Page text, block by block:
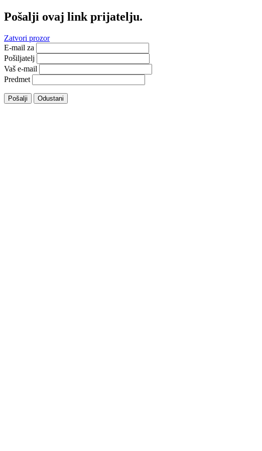
Pošalji ovaj link prijatelju.
Zatvori prozor
E-mail za
Pošiljatelj
Vaš e-mail
Predmet
Pošalji Odustani